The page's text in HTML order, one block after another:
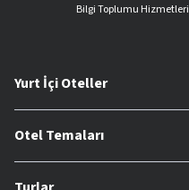
Bilgi Toplumu Hizmetleri
Yurt İçi Oteller
Otel Temaları